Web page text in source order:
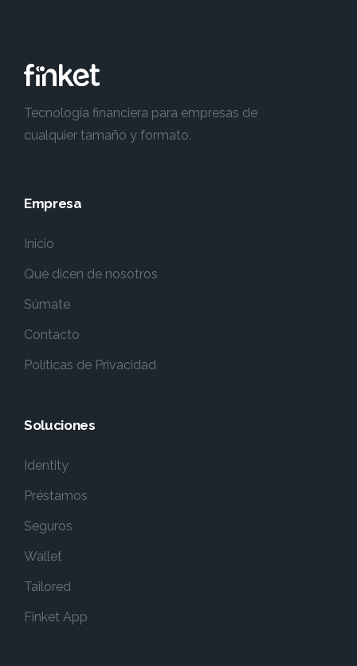
Tecnología financiera para empresas de
cualquier tamaño y formato.
Empresa
Inicio
Qué dicen de nosotros
Súmate
Contacto
Políticas de Privacidad
Soluciones
Identity
Préstamos
Seguros
Wallet
Tailored
Finket App